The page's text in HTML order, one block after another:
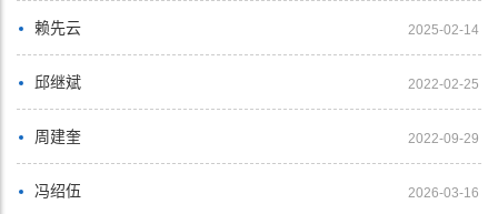
赖先云 2025-02-14
邱继斌 2022-02-25
周建奎 2022-09-29
冯绍伍 2026-03-16